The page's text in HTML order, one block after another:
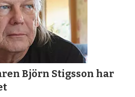
Björn Stigsson har